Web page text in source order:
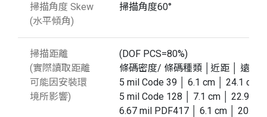
掃描角度 Skew
(水平傾角)
掃描角度60°
掃描距離
(實際讀取距離
可能因安裝環
境所影響)
(DOF PCS=80%)
條碼密度/ 條碼種類 │近距 │ 遠距
5 mil Code 39 │ 6.1 cm │ 24.1 cm
5 mil Code 128 │ 7.1 cm │ 22.9 cm
6.67 mil PDF417 │ 6.1 cm │ 20.3